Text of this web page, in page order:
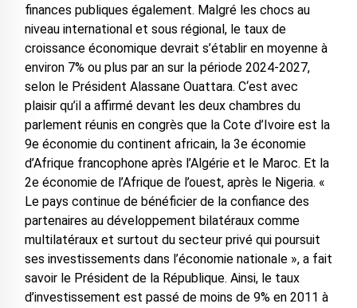
finances publiques également. Malgré les chocs au
niveau international et sous régional, le taux de
croissance économique devrait s’établir en moyenne à
environ 7% ou plus par an sur la période 2024-2027,
selon le Président Alassane Ouattara. C‘est avec
plaisir qu’il a affirmé devant les deux chambres du
parlement réunis en congrès que la Cote d’Ivoire est la
9e économie du continent africain, la 3e économie
d’Afrique francophone après l’Algérie et le Maroc. Et la
2e économie de l’Afrique de l’ouest, après le Nigeria. «
Le pays continue de bénéficier de la confiance des
partenaires au développement bilatéraux comme
multilatéraux et surtout du secteur privé qui poursuit
ses investissements dans l’économie nationale », a fait
savoir le Président de la République. Ainsi, le taux
d’investissement est passé de moins de 9% en 2011 à